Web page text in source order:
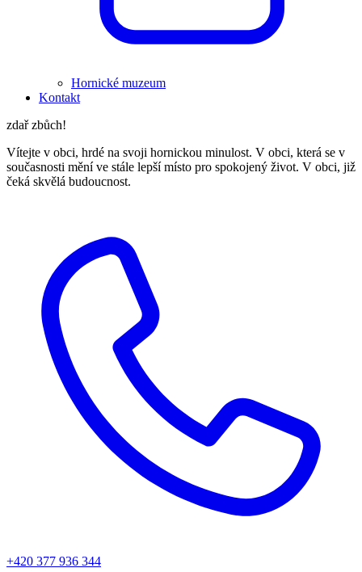
Hornické muzeum
Kontakt
zdař zbůch!
Vítejte v obci, hrdé na svoji hornickou minulost. V obci, která se v
současnosti mění ve stále lepší místo pro spokojený život. V obci, již
čeká skvělá budoucnost.
+420 377 936 344